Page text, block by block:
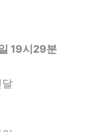
19시29분